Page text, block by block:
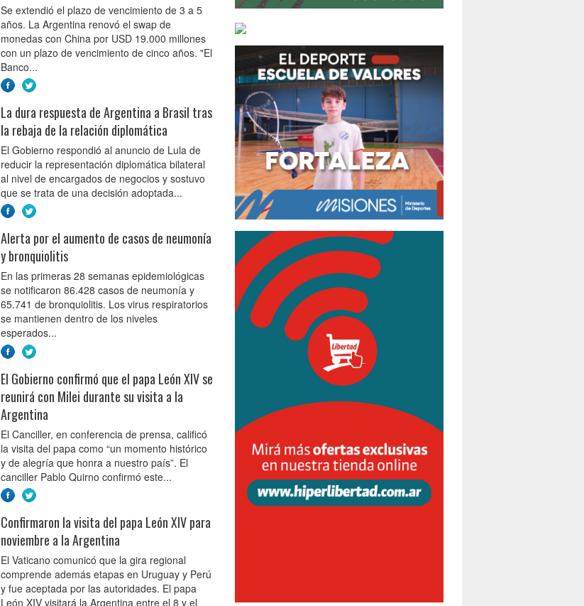
Se extendió el plazo de vencimiento de 3 a 5
años. La Argentina renovó el swap de
monedas con China por USD 19.000 millones
con un plazo de vencimiento de cinco años. "El
Banco...
La dura respuesta de Argentina a Brasil tras
la rebaja de la relación diplomática
El Gobierno respondió al anuncio de Lula de
reducir la representación diplomática bilateral
al nivel de encargados de negocios y sostuvo
que se trata de una decisión adoptada...
Alerta por el aumento de casos de neumonía
y bronquiolitis
En las primeras 28 semanas epidemiológicas
se notificaron 86.428 casos de neumonía y
65.741 de bronquiolitis. Los virus respiratorios
se mantienen dentro de los niveles
esperados...
El Gobierno confirmó que el papa León XIV se
reunirá con Milei durante su visita a la
Argentina
El Canciller, en conferencia de prensa, calificó
la visita del papa como “un momento histórico
y de alegría que honra a nuestro país”. El
canciller Pablo Quirno confirmó este...
Confirmaron la visita del papa León XIV para
noviembre a la Argentina
El Vaticano comunicó que la gira regional
comprende además etapas en Uruguay y Perú
y fue aceptada por las autoridades. El papa
León XIV visitará la Argentina entre el 8 y el